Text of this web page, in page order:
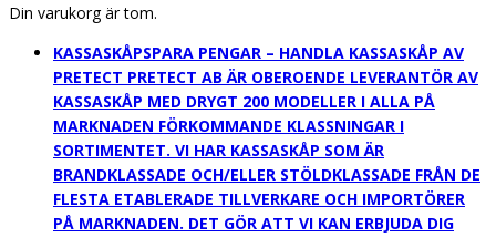
Din varukorg är tom.
KASSASKÅPSPARA PENGAR – HANDLA KASSASKÅP AV
PRETECT PRETECT AB ÄR OBEROENDE LEVERANTÖR AV
KASSASKÅP MED DRYGT 200 MODELLER I ALLA PÅ
MARKNADEN FÖRKOMMANDE KLASSNINGAR I
SORTIMENTET. VI HAR KASSASKÅP SOM ÄR
BRANDKLASSADE OCH/ELLER STÖLDKLASSADE FRÅN DE
FLESTA ETABLERADE TILLVERKARE OCH IMPORTÖRER
PÅ MARKNADEN. DET GÖR ATT VI KAN ERBJUDA DIG